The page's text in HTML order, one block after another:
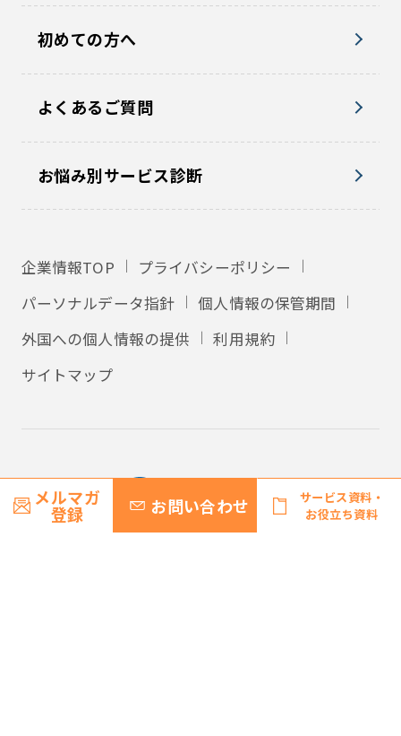
メルマガ
登録 お問い合わせ
サービス資料・
お役立ち資料
初めての方へ
よくあるご質問
お悩み別サービス診断
企業情報TOP
プライバシーポリシー
パーソナルデータ指針
個人情報の保管期間
外国への個人情報の提供
利用規約
サイトマップ